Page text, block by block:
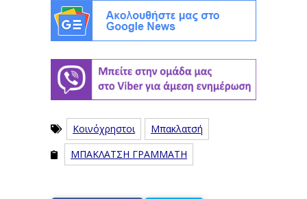
Κοινόχρηστοι
Μπακλατσή
ΜΠΑΚΛΑΤΣΗ ΓΡΑΜΜΑΤΗ